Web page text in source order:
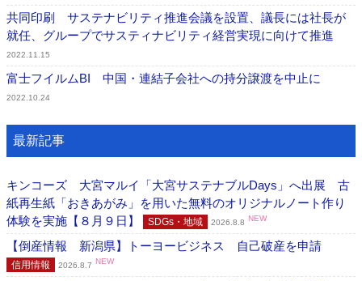
共同印刷 サステナビリティ推進会議を設置、議長には社長が
就任、グループでサスティナビリティ経営実現に向けて推進
2022.11.15
富士フイルムBI 中国・連結子会社への持分譲渡を中止に
2022.10.24
最新記事
キンコーズ 大宮マルイ「大宮サステナブルDays」へ出展 古
紙再生紙「おきあがみ」を用いた無料のオリジナルノート作り
体験を実施【８月９日】
SDGs・地域 2026.8.8 NEW
【倒産情報 新潟県】トーヨービジネス 自己破産を申請
信用情報 2026.8.7 NEW